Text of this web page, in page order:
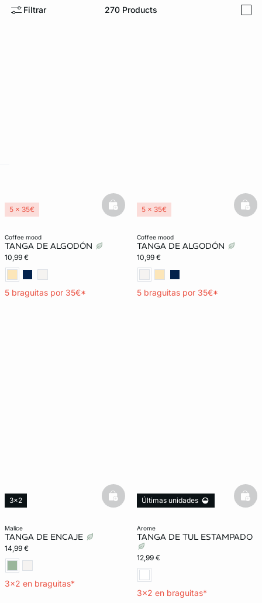
Filtrar 270 Products
coffee mood
TANGA DE ALGODÓN
10,99 €
5 braguitas por 35€*
5 x 35€
basketfull
coffee mood
TANGA DE ALGODÓN
10,99 €
5 braguitas por 35€*
5 x 35€
malice
TANGA DE ENCAJE
14,99 €
3x2 en braguitas*
3x2 basketfull
arome
TANGA DE TUL ESTAMPADO
12,99 €
3x2 en braguitas*
Últimas unidades